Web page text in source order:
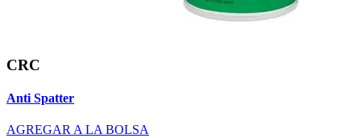
CRC
Anti Spatter
AGREGAR A LA BOLSA